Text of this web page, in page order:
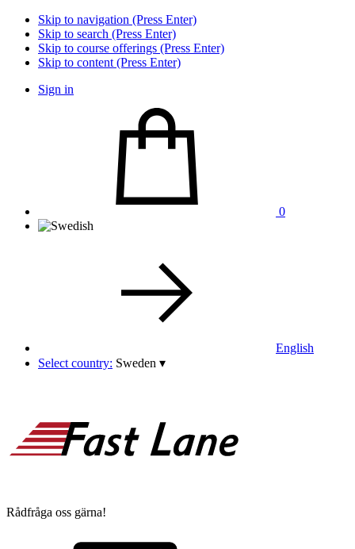
Skip to navigation (Press Enter)
Skip to search (Press Enter)
Skip to course offerings (Press Enter)
Skip to content (Press Enter)
Sign in
0
English
Select country: Sweden ▾
Rådfråga oss gärna!